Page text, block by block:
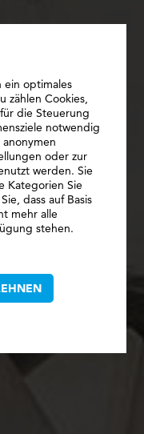
ein optimales
zählen Cookies,
die Steuerung
notwendig
oder zur
werden. Sie
Kategorien Sie
dass auf Basis
mehr alle
stehen.